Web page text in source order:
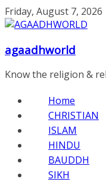
Friday, August 7, 2026
agaadhworld
Know the religion &
Home
CHRISTIAN
ISLAM
HINDU
BAUDDH
SIKH